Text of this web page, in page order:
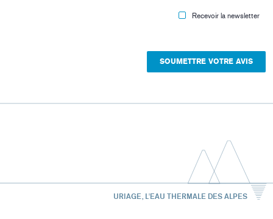
Recevoir la newsletter
URIAGE, L'EAU THERMALE DES ALPES